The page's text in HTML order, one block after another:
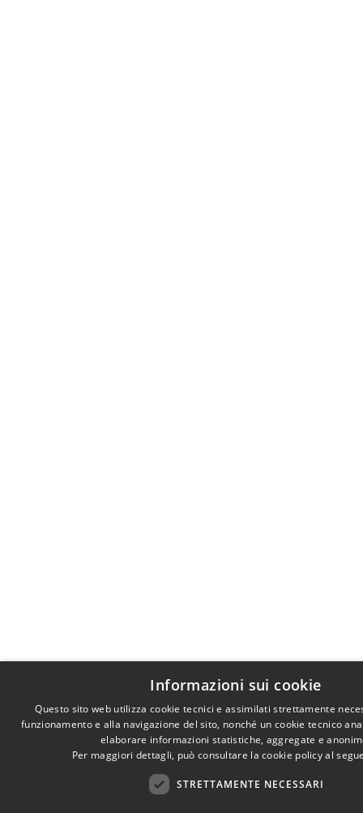
Informazioni sui cookie
Questo sito web utilizza cookie tecnici e assimilati strettamente
funzionamento e alla navigazione del sito, nonché un cookie tecnico
elaborare informazioni statistiche, aggregate e
Per maggiori dettagli, può consultare la cookie policy al
STRETTAMENTE NECESSARI